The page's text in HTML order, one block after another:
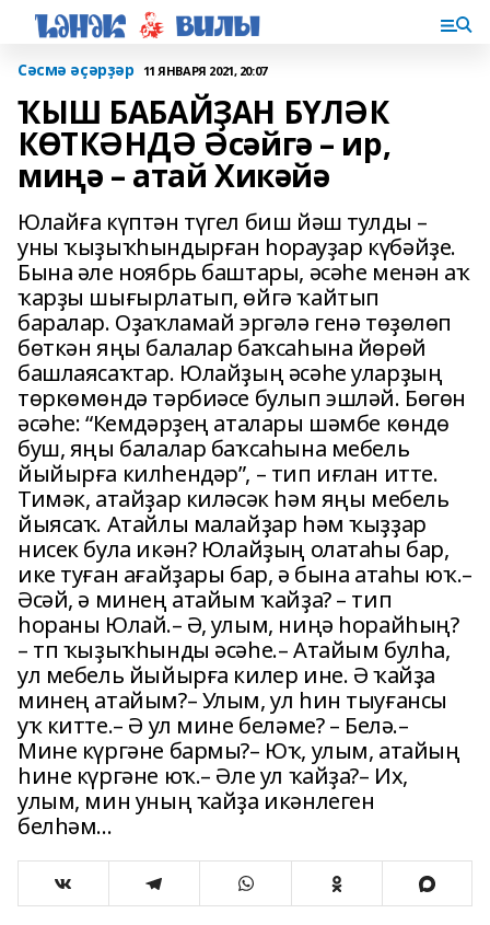
Сәсмә әҫәрҙәр 11 ЯНВАРЯ 2021, 20:07
ҠЫШ БАБАЙҘАН БҮЛӘК
КӨТКӘНДӘ Әсәйгә – ир,
миңә – атай Хикәйә
Юлайға күптән түгел биш йәш тулды –
уны ҡыҙыҡһындырған һорауҙар күбәйҙе.
Бына әле ноябрь баштары, әсәһе менән аҡ
ҡарҙы шығырлатып, өйгә ҡайтып
баралар. Оҙаҡламай эргәлә генә төҙөлөп
бөткән яңы балалар баҡсаһына йөрөй
башлаясаҡтар. Юлайҙың әсәһе уларҙың
төркөмөндә тәрбиәсе булып эшләй. Бөгөн
әсәһе: “Кемдәрҙең аталары шәмбе көндө
буш, яңы балалар баҡсаһына мебель
йыйырға килһендәр”, – тип иғлан итте.
Тимәк, атайҙар киләсәк һәм яңы мебель
йыясаҡ. Атайлы малайҙар һәм ҡыҙҙар
нисек була икән? Юлайҙың олатаһы бар,
ике туған ағайҙары бар, ә бына атаһы юҡ.–
Әсәй, ә минең атайым ҡайҙа? – тип
һораны Юлай.– Ә, улым, ниңә һорайһың?
– тп ҡыҙыҡһынды әсәһе.– Атайым булһа,
ул мебель йыйырға килер ине. Ә ҡайҙа
минең атайым?– Улым, ул һин тыуғансы
уҡ китте.– Ә ул мине беләме? – Белә.–
Мине күргәне бармы?– Юҡ, улым, атайың
һине күргәне юҡ.– Әле ул ҡайҙа?– Их,
улым, мин уның ҡайҙа икәнлеген
белһәм...